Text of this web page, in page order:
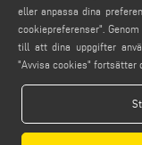
LEGALS
PRIVACY POLICY
COOKIE POLICY
eller anpassa dina
cookiepreferenser".
till att dina uppgifter
"Avvisa cookies" fortsätter